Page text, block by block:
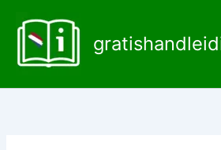
naar
inhoud